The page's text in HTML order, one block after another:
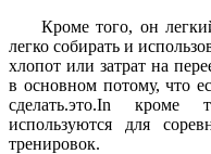
Кроме того, он
легко собирать и
хлопот или затрат на
в основном потому, что
сделать.это.In кроме
используются для
тренировок.